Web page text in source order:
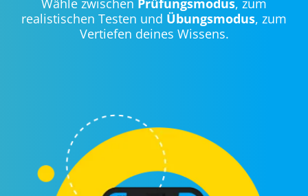
Wähle zwischen Prüfungsmodus, zum
realistischen Testen und Übungsmodus, zum
Vertiefen deines Wissens.